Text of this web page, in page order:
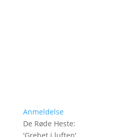
Anmeldelse
De Røde Heste: